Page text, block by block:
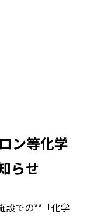
ン等化学
らせ
設での**「化学